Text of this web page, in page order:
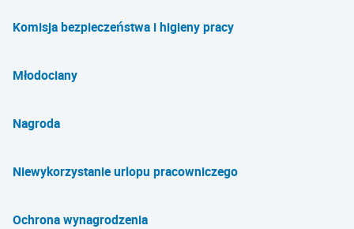
Komisja bezpieczeństwa i higieny pracy
Młodociany
Nagroda
Niewykorzystanie urlopu pracowniczego
Ochrona wynagrodzenia